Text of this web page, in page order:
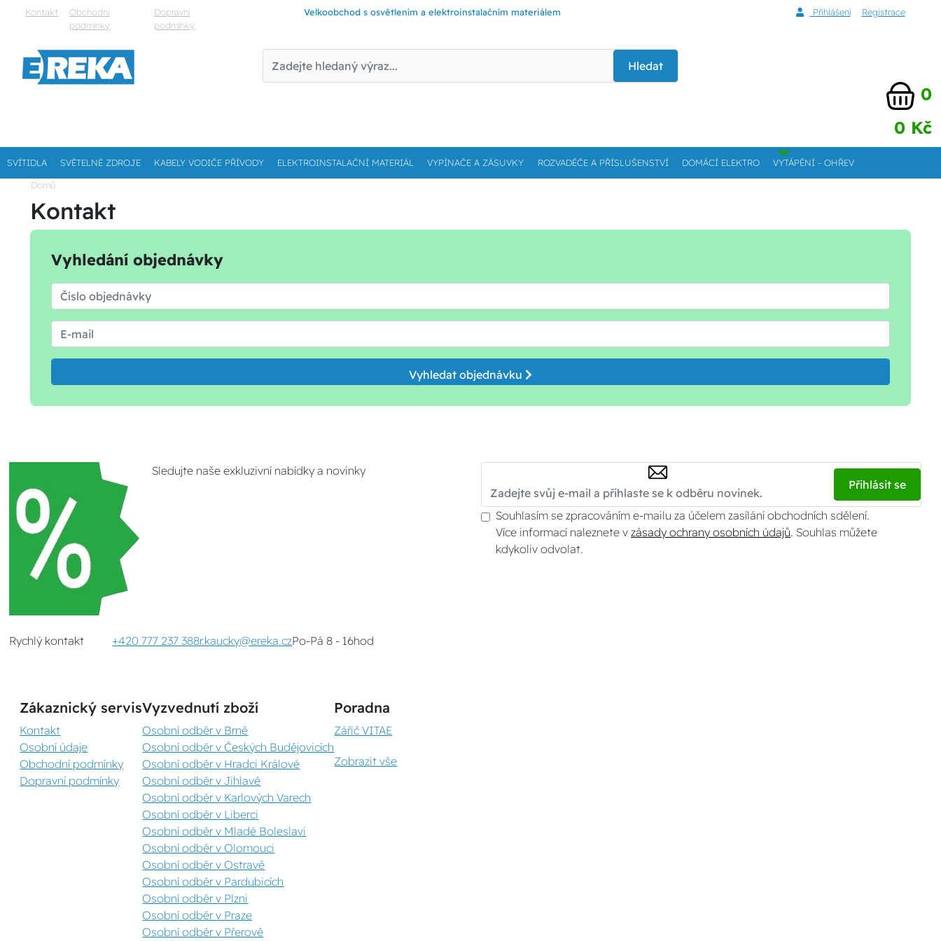
Kontakt
Obchodní
podmínky
Dopravní
podmínky
Velkoobchod s osvětlením a elektroinstalačním materiálem Přihlášení Registrace
Hledat
0
0 Kč
SVÍTIDLA SVĚTELNÉ ZDROJE KABELY VODIČE PŘÍVODY ELEKTROINSTALAČNÍ MATERIÁL VYPÍNAČE A ZÁSUVKY ROZVADĚČE A PŘÍSLUŠENSTVÍ DOMÁCÍ ELEKTRO VYTÁPĚNÍ - OHŘEV
Domů
Kontakt
Vyhledání objednávky
Vyhledat objednávku
Sledujte naše exkluzivní nabídky a novinky
Přihlásit se
Souhlasím se zpracováním e-mailu za účelem zasílání obchodních sdělení.
Více informací naleznete v zásady ochrany osobních údajů. Souhlas můžete
kdykoliv odvolat.
Rychlý kontakt +420 777 237 388r.kaucky@ereka.czPo-Pá 8 - 16hod
Zákaznický servis
Kontakt
Osobní údaje
Obchodní podmínky
Dopravní podmínky
Vyzvednutí zboží
Osobní odběr v Brně
Osobní odběr v Českých Budějovicích
Osobní odběr v Hradci Králové
Osobní odběr v Jihlavě
Osobní odběr v Karlových Varech
Osobní odběr v Liberci
Osobní odběr v Mladé Boleslavi
Osobní odběr v Olomouci
Osobní odběr v Ostravě
Osobní odběr v Pardubicích
Osobní odběr v Plzni
Osobní odběr v Praze
Osobní odběr v Přerově
Poradna
Zářič VITAE
Zobrazit vše